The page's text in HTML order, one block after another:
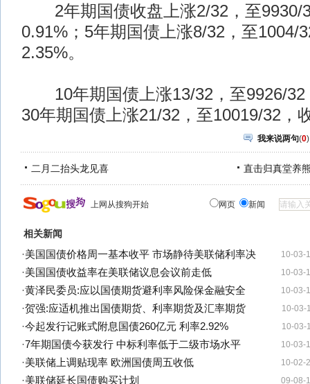
2年期国债收盘上涨2/32，至9930/
0.91%；5年期国债上涨8/32，至1004/
2.35%。
10年期国债上涨13/32，至9926/32
30年期国债上涨21/32，至10019/32，
我来说两句(0)
二月二抬头龙见喜 直击归真堂养
上网从搜狗开始 网页 新闻
相关新闻
10-03-
·美国国债价格周一基本收平 市场静待美联储利率决
10-03-
·美国国债收益率在美联储议息会议前走低
10-03-
·黄泽民委员:应以国债期货避利率风险保金融安全
10-03-
·贺强:应适机推出国债期货、利率期货及汇率期货
10-03-
·今起发行记账式附息国债260亿元 利率2.92%
10-03-
·7年期国债今获发行 中标利率低于二级市场水平
10-02-
·美联储上调贴现率 欧洲国债周五收低
09-08-
·美联储延长国债购买计划